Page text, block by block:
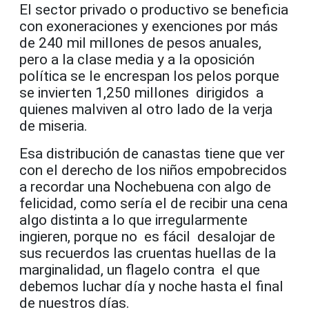
El sector privado o productivo se beneficia
con exoneraciones y exenciones por más
de 240 mil millones de pesos anuales,
pero a la clase media y a la oposición
política se le encrespan los pelos porque
se invierten 1,250 millones dirigidos a
quienes malviven al otro lado de la verja
de miseria.
Esa distribución de canastas tiene que ver
con el derecho de los niños empobrecidos
a recordar una Nochebuena con algo de
felicidad, como sería el de recibir una cena
algo distinta a lo que irregularmente
ingieren, porque no es fácil desalojar de
sus recuerdos las cruentas huellas de la
marginalidad, un flagelo contra el que
debemos luchar día y noche hasta el final
de nuestros días.